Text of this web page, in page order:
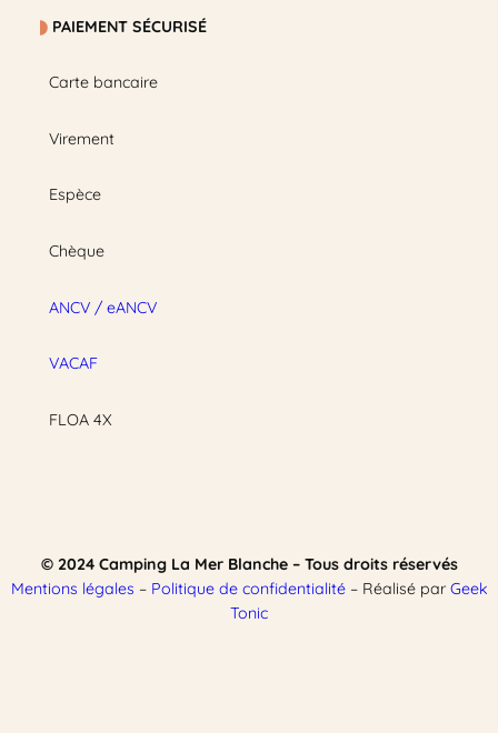
PAIEMENT SÉCURISÉ
Carte bancaire
Virement
Espèce
Chèque
ANCV / eANCV
VACAF
FLOA 4X
© 2024 Camping La Mer Blanche – Tous droits réservés
Mentions légales – Politique de confidentialité– Réalisé par Geek
Tonic